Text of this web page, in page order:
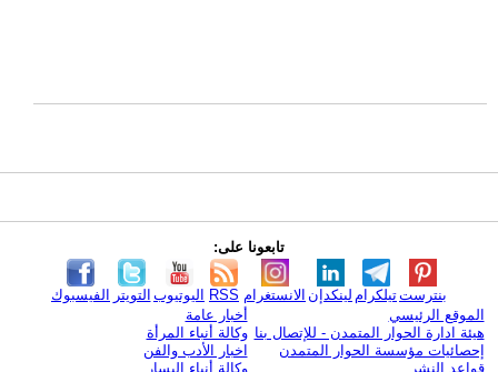
تابعونا على:
الفيسبوك التويتر اليوتيوب RSS الانستغرام لينكدإن تيلكرامبنترست
الموقع الرئيسي
هيئة ادارة الحوار المتمدن - للإتصال بنا
إحصائيات مؤسسة الحوار المتمدن
قواعد النشر
أخبار عامة
وكالة أنباء المرأة
اخبار الأدب والفن
وكالة أنباء اليسار